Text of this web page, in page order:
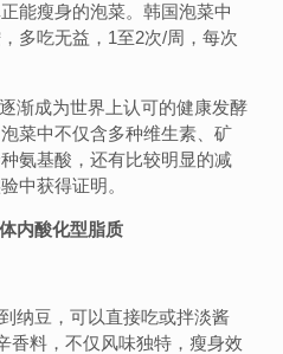
能瘦身的泡菜。韩国泡菜中
多吃无益，1至2次/周，每次
成为世界上认可的健康发酵
菜中不仅含多种维生素、矿
氨基酸，还有比较明显的减
中获得证明。
酸化型脂质
豆，可以直接吃或拌淡酱
香料，不仅风味独特，瘦身效